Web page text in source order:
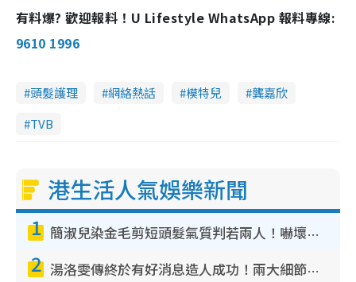
有料爆? 歡迎報料！U Lifestyle WhatsApp 報料專線:
9610 1996
頭髮護理 網絡熱話 模特兒
龔嘉欣
TVB
港生活人氣娛樂新聞
1 簡淑兒染金毛剪短頭髮氣質判若兩人！嚇壞老公麥大力都認唔出：「你做咩事？」
2 湯洛雯傳終於有好消息造人成功！兩大細節曝孕味極濃惹猜測：大肚婆先會咁！